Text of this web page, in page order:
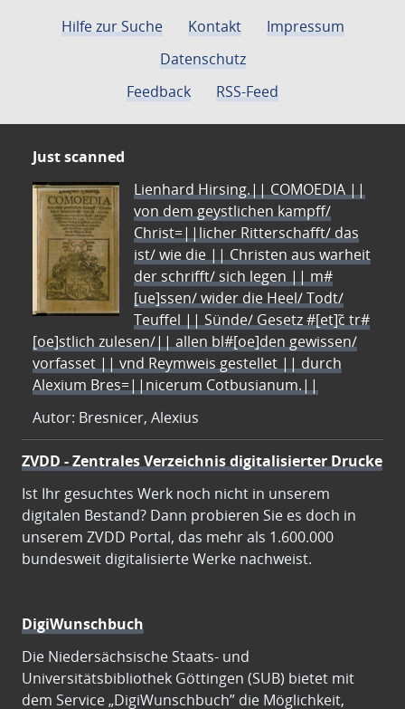
Hilfe zur Suche Kontakt
Impressum
Datenschutz
Feedback
RSS-Feed
Just scanned
Lienhard Hirsing.|| COMOEDIA ||
von dem geystlichen kampff/
Christ=||licher Ritterschafft/ das
ist/ wie die || Christen aus warheit
der schrifft/ sich legen || m#
[ue]ssen/ wider die Heel/ Todt/
Teuffel || Sünde/ Gesetz #[et]c̃ tr#
[oe]stlich zulesen/|| allen bl#[oe]den gewissen/
vorfasset || vnd Reymweis gestellet || durch
Alexium Bres=||nicerum Cotbusianum.||
Autor: Bresnicer, Alexius
ZVDD - Zentrales Verzeichnis digitalisierter Drucke
Ist Ihr gesuchtes Werk noch nicht in unserem
digitalen Bestand? Dann probieren Sie es doch in
unserem ZVDD Portal, das mehr als 1.600.000
bundesweit digitalisierte Werke nachweist.
DigiWunschbuch
Die Niedersächsische Staats- und
Universitätsbibliothek Göttingen (SUB) bietet mit
dem Service „DigiWunschbuch” die Möglichkeit,